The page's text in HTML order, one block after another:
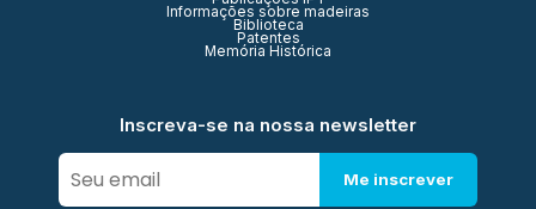
Informações sobre madeiras
Biblioteca
Patentes
Memória Histórica
Inscreva-se na nossa newsletter
Me inscrever